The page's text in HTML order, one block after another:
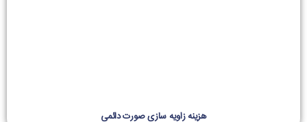
هزینه زاویه سازی صورت دائمی